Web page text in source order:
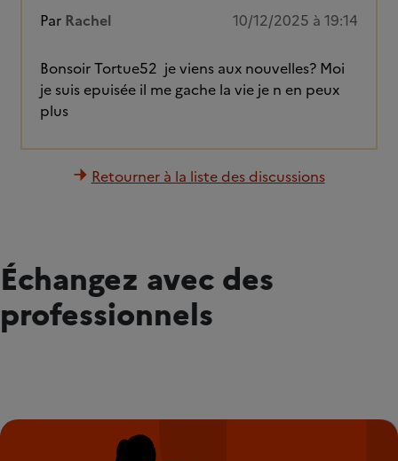
Par Rachel 10/12/2025 à 19:14
Bonsoir Tortue52 je viens aux nouvelles? Moi
je suis epuisée il me gache la vie je n en peux
plus
Retourner à la liste des discussions
Échangez avec des
professionnels